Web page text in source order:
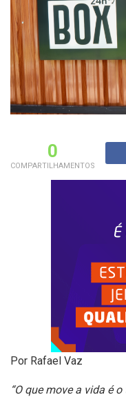
0
COMPARTILHAMENTOS
Por Rafael Vaz
“O que move a vida é